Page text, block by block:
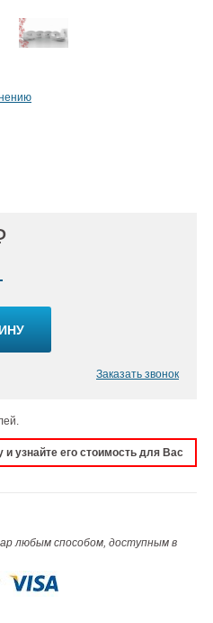
Заказать звонок
и узнайте его стоимость для Вас
любым способом, доступным в